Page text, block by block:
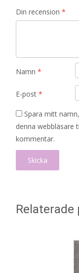
Din recension *
Namn *
E-post *
Spara mitt
denna webbläsare
kommentar.